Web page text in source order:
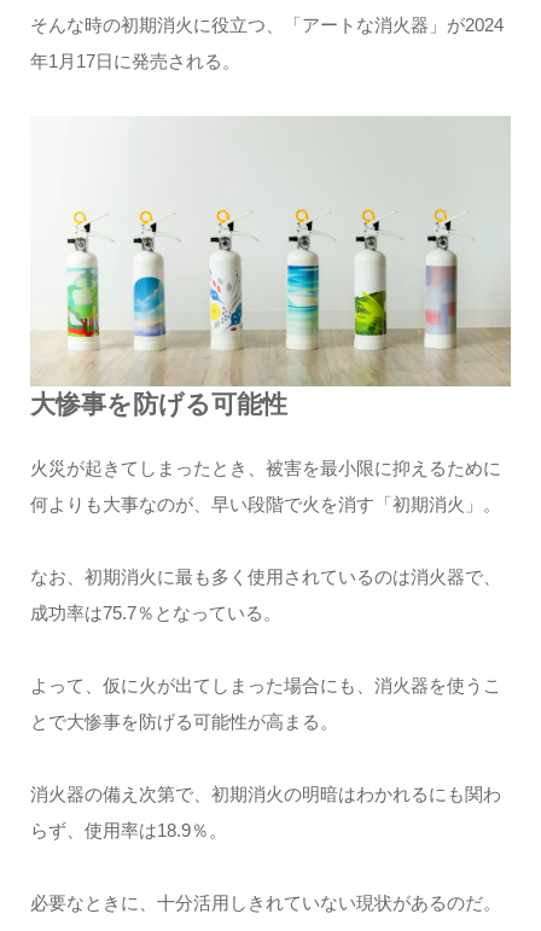
そんな時の初期消火に役立つ、「アートな消火器」が2024
年1月17日に発売される。
大惨事を防げる可能性
火災が起きてしまったとき、被害を最小限に抑えるために
何よりも大事なのが、早い段階で火を消す「初期消火」。
なお、初期消火に最も多く使用されているのは消火器で、
成功率は75.7％となっている。
よって、仮に火が出てしまった場合にも、消火器を使うこ
とで大惨事を防げる可能性が高まる。
消火器の備え次第で、初期消火の明暗はわかれるにも関わ
らず、使用率は18.9％。
必要なときに、十分活用しきれていない現状があるのだ。